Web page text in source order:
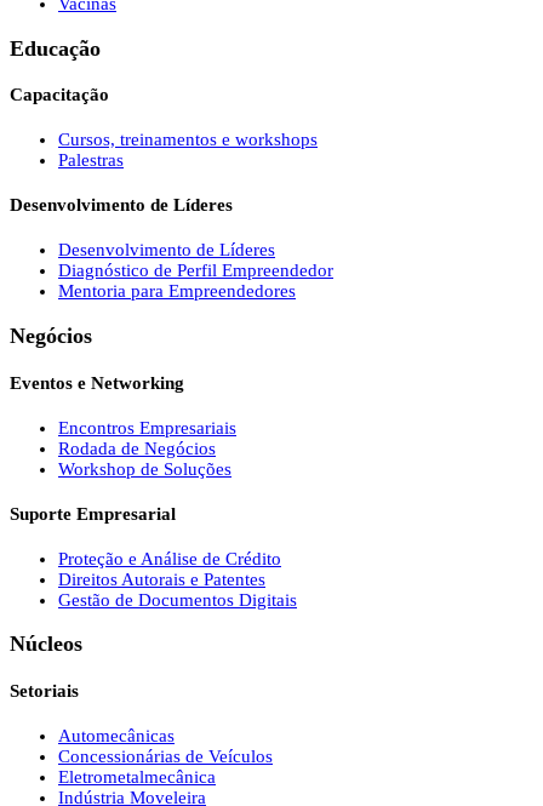
Educação
Capacitação
Cursos, treinamentos e workshops
Palestras
Desenvolvimento de Líderes
Desenvolvimento de Líderes
Diagnóstico de Perfil Empreendedor
Mentoria para Empreendedores
Negócios
Eventos e Networking
Encontros Empresariais
Rodada de Negócios
Workshop de Soluções
Suporte Empresarial
Proteção e Análise de Crédito
Direitos Autorais e Patentes
Gestão de Documentos Digitais
Núcleos
Setoriais
Automecânicas
Concessionárias de Veículos
Eletrometalmecânica
Indústria Moveleira